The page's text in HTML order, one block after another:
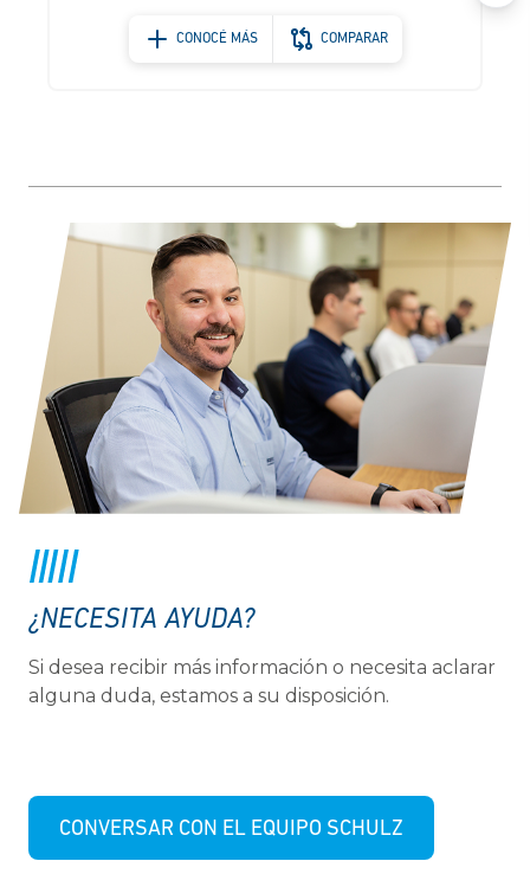
CONOCÉ MÁS COMPARAR
¿NECESITA AYUDA?
Si desea recibir más información o necesita aclarar
alguna duda, estamos a su disposición.
CONVERSAR CON EL EQUIPO SCHULZ